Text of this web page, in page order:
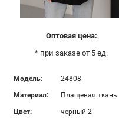
Оптовая цена:
* при заказе от 5 ед.
Модель:
24808
Материал:
Плащевая ткань
Цвет:
черный 2